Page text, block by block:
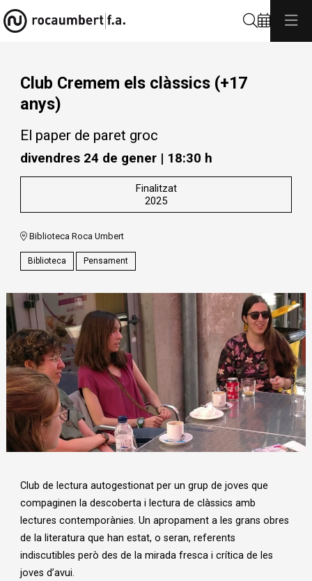
Club Cremem els clàssics (+17
anys)
El paper de paret groc
divendres 24 de gener | 18:30 h
Finalitzat
2025
Biblioteca Roca Umbert
Biblioteca Pensament
Club de lectura autogestionat per un grup de joves que
compaginen la descoberta i lectura de clàssics amb
lectures contemporànies. Un apropament a les grans obres
de la literatura que han estat, o seran, referents
indiscutibles però des de la mirada fresca i crítica de les
joves d’avui.